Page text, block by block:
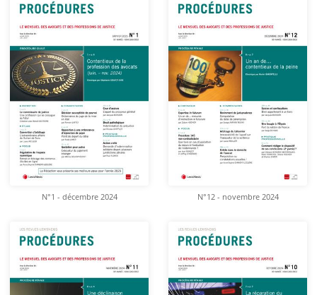
N°1 - décembre 2024 N°12 - novembre 2024